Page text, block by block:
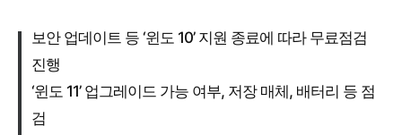
보안 업데이트 등 ‘윈도 10’ 지원 종료에 따라 무료점검
진행
‘윈도 11’ 업그레이드 가능 여부, 저장 매체, 배터리 등 점
검